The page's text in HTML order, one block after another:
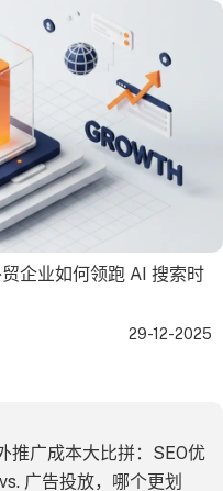
企业如何领跑 AI 搜索时
29-12-2025
推广成本大比拼：SEO优
广告投放，哪个更划